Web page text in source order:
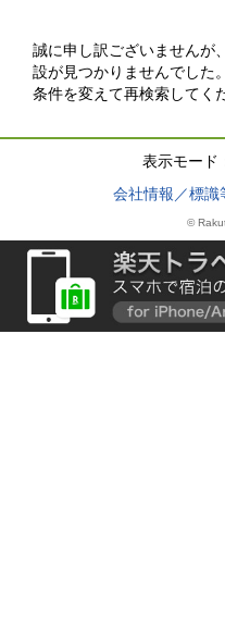
誠に申し訳ございませんが
設が見つかりませんでした。
条件を変えて再検索してく
表示モード
会社情報／標識
©